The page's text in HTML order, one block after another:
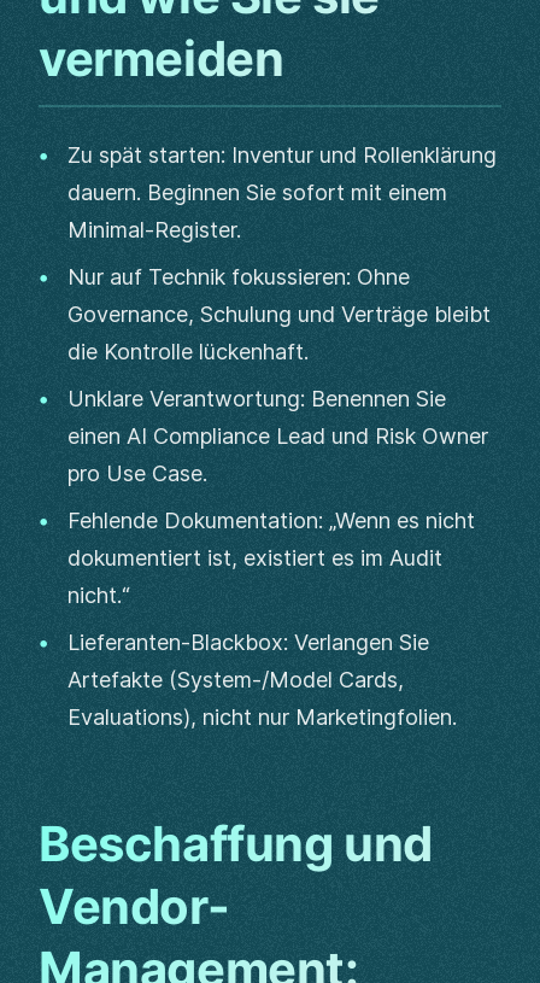
vermeiden
Zu spät starten: Inventur und Rollenklärung
dauern. Beginnen Sie sofort mit einem
Minimal-Register.
Nur auf Technik fokussieren: Ohne
Governance, Schulung und Verträge bleibt
die Kontrolle lückenhaft.
Unklare Verantwortung: Benennen Sie
einen AI Compliance Lead und Risk Owner
pro Use Case.
Fehlende Dokumentation: „Wenn es nicht
dokumentiert ist, existiert es im Audit
nicht.“
Lieferanten-Blackbox: Verlangen Sie
Artefakte (System-/Model Cards,
Evaluations), nicht nur Marketingfolien.
Beschaffung und
Vendor-
Management: